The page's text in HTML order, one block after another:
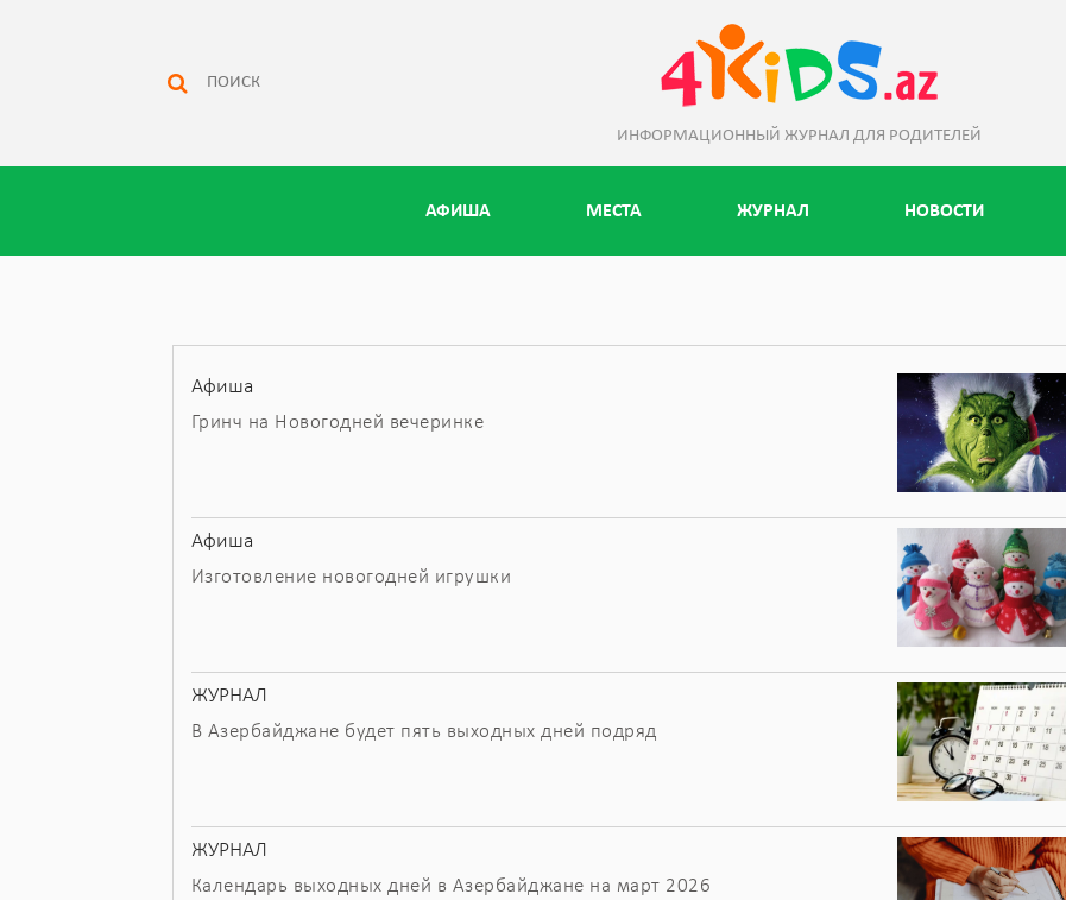
ИНФОРМАЦИОННЫЙ ЖУРНАЛ ДЛЯ РОДИТЕЛЕЙ
АФИША МЕСТА ЖУРНАЛ НОВОСТИ
Афиша
Гринч на Новогодней вечеринке
Афиша
Изготовление новогодней игрушки
ЖУРНАЛ
В Азербайджане будет пять выходных дней подряд
ЖУРНАЛ
Календарь выходных дней в Азербайджане на март 2026